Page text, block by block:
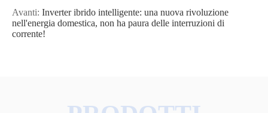
Avanti: Inverter ibrido intelligente: una nuova rivoluzione
nell'energia domestica, non ha paura delle interruzioni di
corrente!